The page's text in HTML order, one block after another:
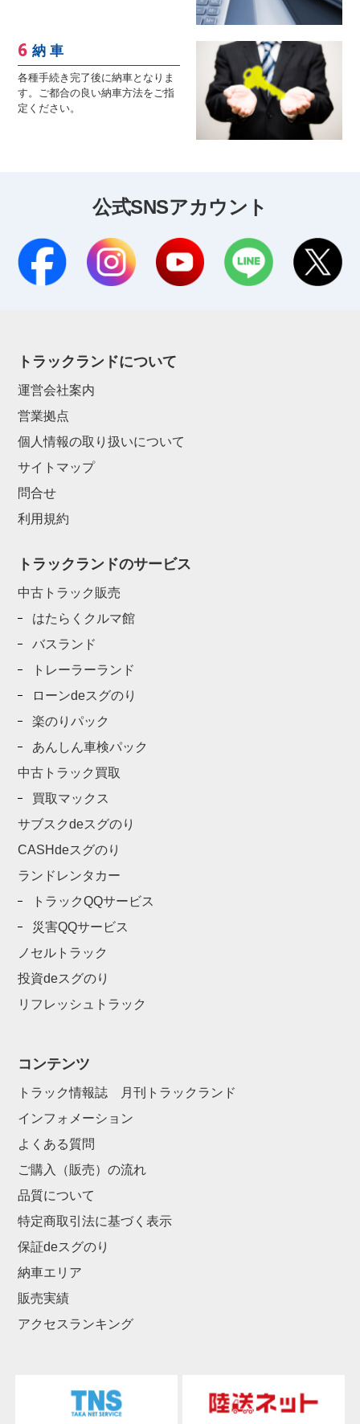
納 車
各種手続き完了後に納車となりま
す。ご都合の良い納車方法をご指
定ください。
公式SNSアカウント
トラックランドについて
運営会社案内
営業拠点
個人情報の取り扱いについて
サイトマップ
問合せ
利用規約
トラックランドのサービス
中古トラック販売
はたらくクルマ館
バスランド
トレーラーランド
ローンdeスグのり
楽のりパック
あんしん車検パック
中古トラック買取
買取マックス
サブスクdeスグのり
CASHdeスグのり
ランドレンタカー
トラックQQサービス
災害QQサービス
ノセルトラック
投資deスグのり
リフレッシュトラック
コンテンツ
トラック情報誌 月刊トラックランド
インフォメーション
よくある質問
ご購入（販売）の流れ
品質について
特定商取引法に基づく表示
保証deスグのり
納車エリア
販売実績
アクセスランキング